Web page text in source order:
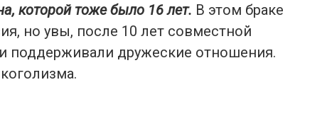
которой тоже было 16 лет. В этом браке
но увы, после 10 лет совместной
поддерживали дружеские отношения.